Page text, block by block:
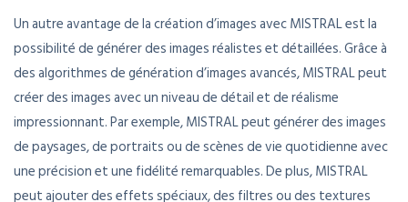
Un autre avantage de la création d’images avec MISTRAL est la
possibilité de générer des images réalistes et détaillées. Grâce à
des algorithmes de génération d’images avancés, MISTRAL peut
créer des images avec un niveau de détail et de réalisme
impressionnant. Par exemple, MISTRAL peut générer des images
de paysages, de portraits ou de scènes de vie quotidienne avec
une précision et une fidélité remarquables. De plus, MISTRAL
peut ajouter des effets spéciaux, des filtres ou des textures